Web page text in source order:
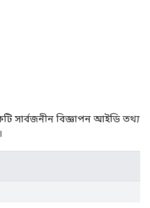
সার্বজনীন বিজ্ঞাপন আইডি তথ্য